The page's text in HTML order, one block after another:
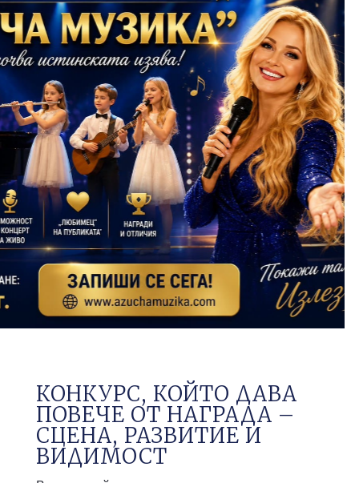
КОНКУРС, КОЙТО ДАВА
ПОВЕЧЕ ОТ НАГРАДА –
СЦЕНА, РАЗВИТИЕ И
ВИДИМОСТ